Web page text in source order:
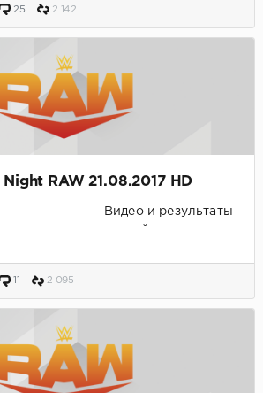
25 2 142
RAW 21.08.2017 HD
Видео и результаты
11 2 095